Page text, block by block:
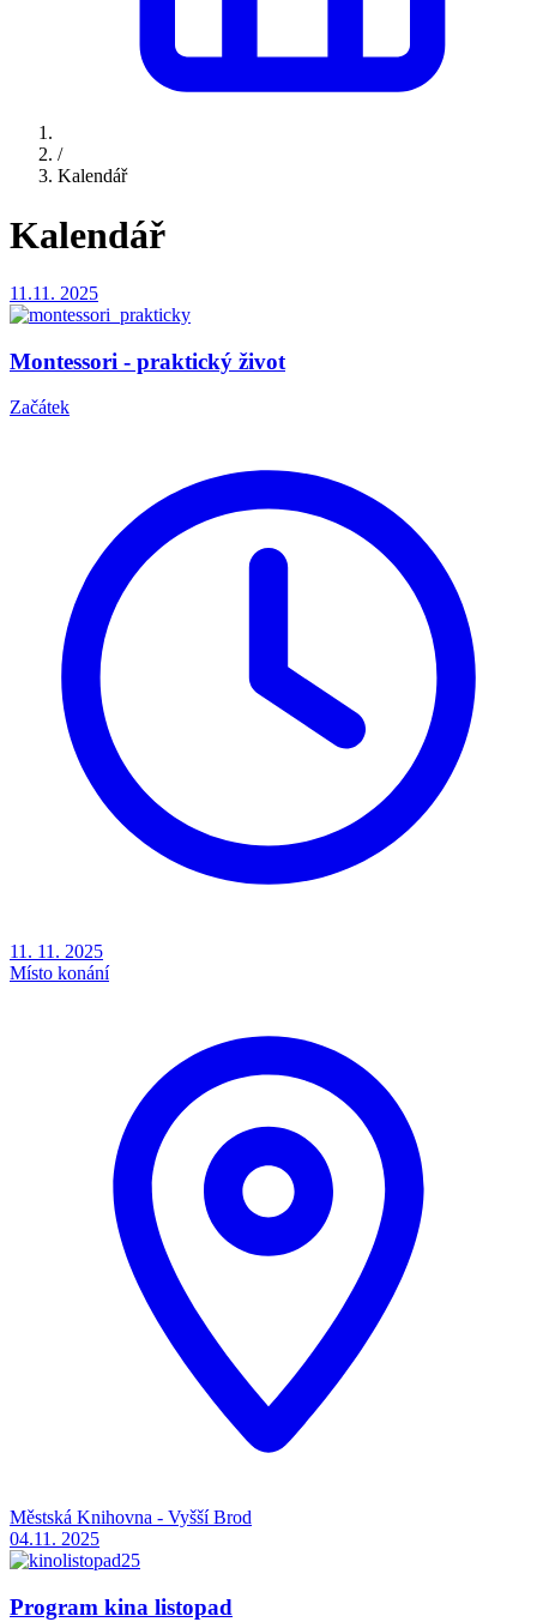
/
Kalendář
Kalendář
11.11. 2025
Montessori - praktický život
Začátek
11. 11. 2025
Místo konání
Městská Knihovna - Vyšší Brod
04.11. 2025
Program kina listopad